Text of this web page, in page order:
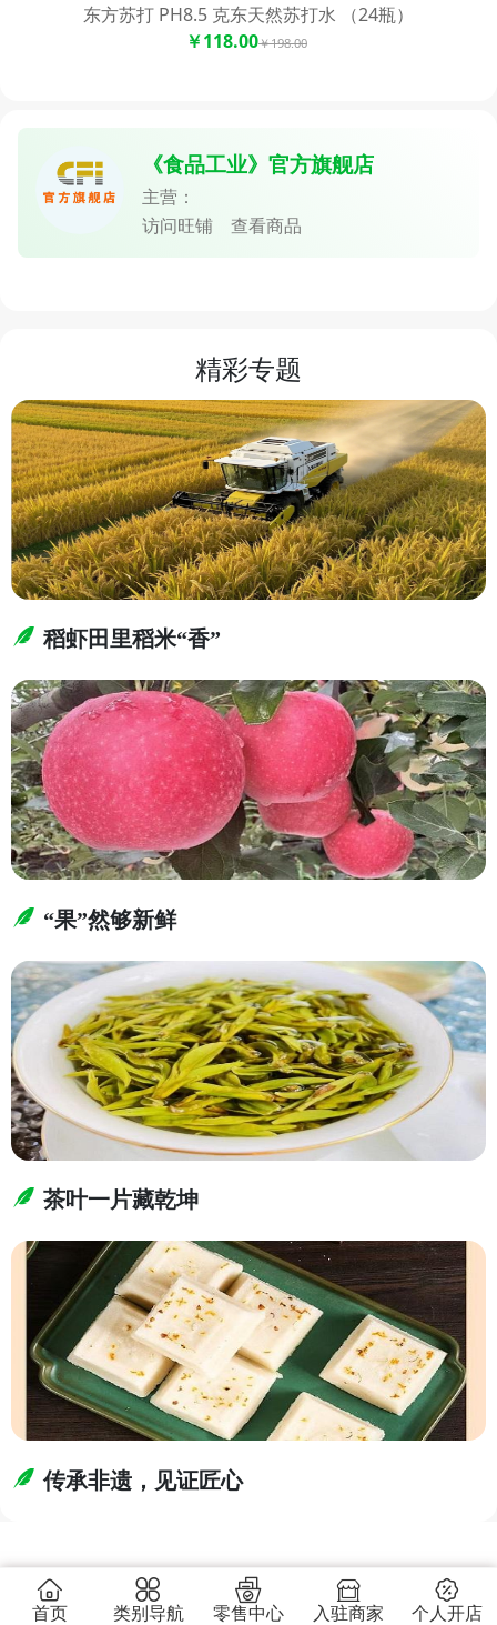
东方苏打 PH8.5 克东天然苏打水 （24瓶）
￥118.00￥198.00
《食品工业》官方旗舰店
主营：
访问旺铺
查看商品
精彩专题
稻虾田里稻米“香”
“果”然够新鲜
茶叶一片藏乾坤
传承非遗，见证匠心
首页 类别导航 零售中心 入驻商家 个人开店